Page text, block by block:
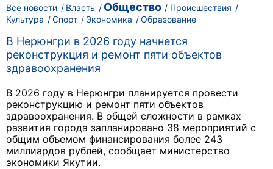
Все новости Власть Общество
Происшествия
Культура
Спорт Экономика Образование
В Нерюнгри в 2026 году начнется
реконструкция и ремонт пяти объектов
здравоохранения
В 2026 году в Нерюнгри планируется провести
реконструкцию и ремонт пяти объектов
здравоохранения. В общей сложности в рамках
развития города запланировано 38 мероприятий с
общим объемом финансирования более 243
миллиардов рублей, сообщает министерство
экономики Якутии.